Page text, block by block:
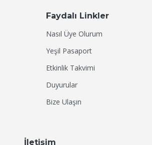
Faydalı Linkler
Nasıl Üye Olurum
Yeşil Pasaport
Etkinlik Takvimi
Duyurular
Bize Ulaşın
İletişim